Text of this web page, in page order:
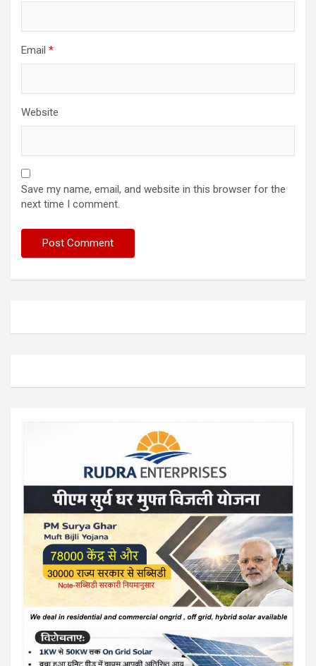
Email *
Website
Save my name, email, and website in this browser for the
next time I comment.